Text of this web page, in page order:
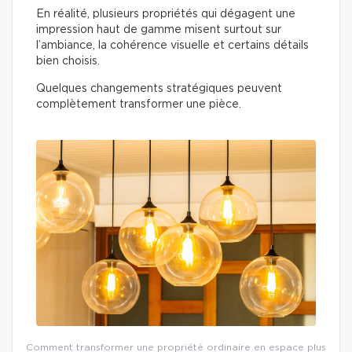
En réalité, plusieurs propriétés qui dégagent une
impression haut de gamme misent surtout sur
l’ambiance, la cohérence visuelle et certains détails
bien choisis.
Quelques changements stratégiques peuvent
complètement transformer une pièce.
Comment transformer une propriété ordinaire en espace plus